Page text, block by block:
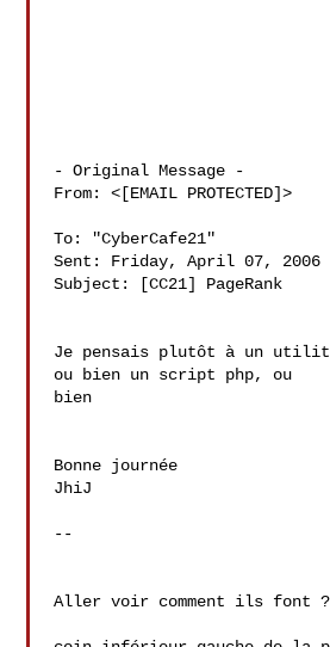
- Original Message -
From: <[EMAIL PROTECTED]>
To: "CyberCafe21"
Sent: Friday, April 07, 2006
Subject: [CC21] PageRank
Je pensais plutôt à un
ou bien un script php, ou
bien
Bonne journée
JhiJ
--
Aller voir comment ils font ?